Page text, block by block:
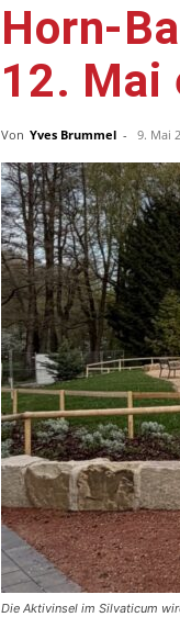
Horn-
12.
Von Yves Brummel - 9. Mai
Die Aktivinsel im Silvaticum